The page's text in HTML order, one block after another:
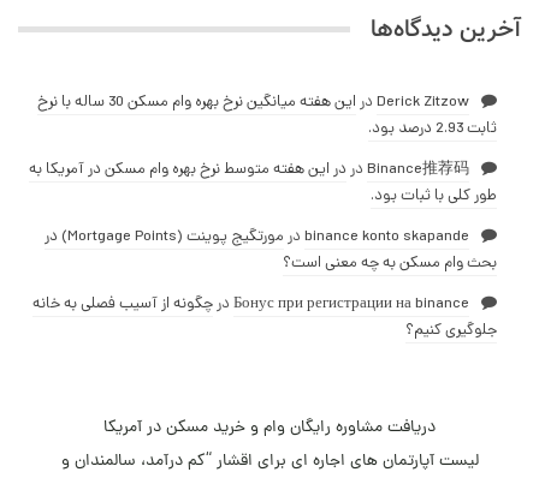
آخرین دیدگاه‌ها
Derick Zitzow در
این هفته میانگین نرخ بهره وام مسکن 30 ساله با نرخ
ثابت 2.93 درصد بود.
Binance推荐码 در در این هفته متوسط نرخ بهره وام مسکن در آمریکا به
طور کلی با ثبات بود.
binance konto skapande در
مورتگیج پوینت (Mortgage Points) در
بحث وام مسکن به چه معنی است؟
Бонус при регистрации на binance درچگونه از آسیب فصلی به خانه
جلوگیری کنیم؟
دریافت مشاوره رایگان وام و خرید مسکن در آمریکا
لیست آپارتمان های اجاره ای­ برای اقشار “کم درآمد، سالمندان و